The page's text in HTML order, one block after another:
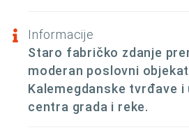
Informacije
Staro fabričko zdanje
moderan poslovni
Kalemegdanske tvrđave
centra grada i reke.